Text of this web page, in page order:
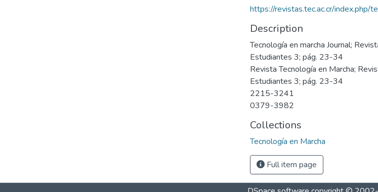
https://revistas.tec.ac.cr/index.php/
Description
Tecnología en marcha Journal;
Estudiantes 3; pág. 23-34
Revista Tecnología en Marcha;
Estudiantes 3; pág. 23-34
2215-3241
0379-3982
Collections
Tecnología en Marcha
Full item page